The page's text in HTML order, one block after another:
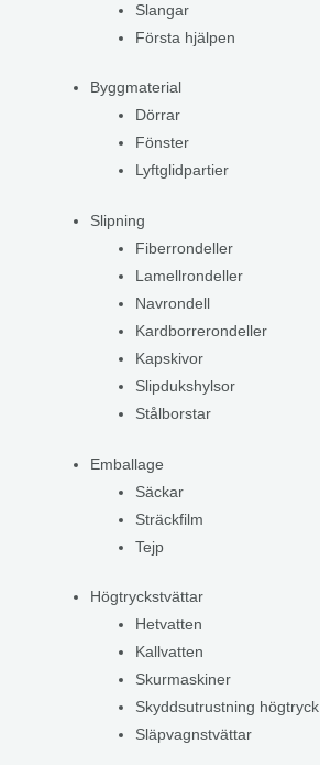
Slangar
Första hjälpen
Byggmaterial
Dörrar
Fönster
Lyftglidpartier
Slipning
Fiberrondeller
Lamellrondeller
Navrondell
Kardborrerondeller
Kapskivor
Slipdukshylsor
Stålborstar
Emballage
Säckar
Sträckfilm
Tejp
Högtryckstvättar
Hetvatten
Kallvatten
Skurmaskiner
Skyddsutrustning högtryck
Släpvagnstvättar